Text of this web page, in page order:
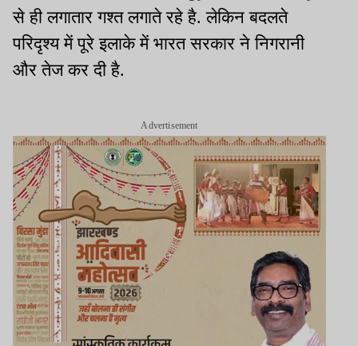
से ही लगातार गश्त लगाते रहे है. लेकिन बदलते
परिदृश्य में पूरे इलाके में भारत सरकार ने निगरानी
और तेज कर दी है.
Advertisement